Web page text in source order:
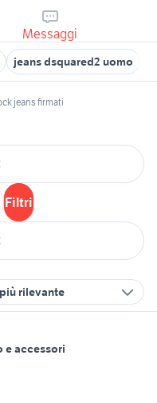
Messaggi
jeans dsquared2 uomo
jeans firmati
Filtri
rilevante
e accessori